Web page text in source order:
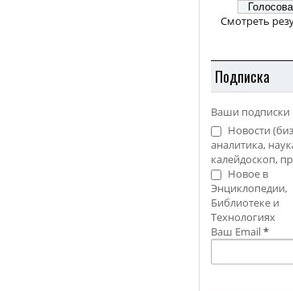
Смотреть
Подписка
Ваши подписки
Новости
аналитика,
калейдоскоп,
Новое в
Энциклопедии,
Библиотеке и
Технологиях
Ваш Email*